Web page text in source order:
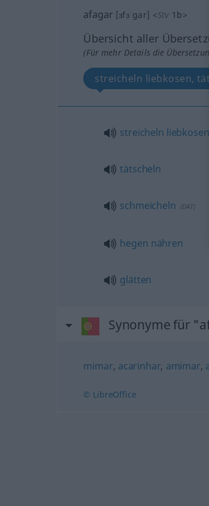
afagar [ɜfɜˈgar] <Stv 1b>
Übersicht aller
(Für mehr Details die
streicheln liebkosen,
streicheln liebkosen
tätscheln
schmeicheln (DAT)
hegen nähren
glätten
Synonyme für
mimar, acarinhar, amimar,
© LibreOffice